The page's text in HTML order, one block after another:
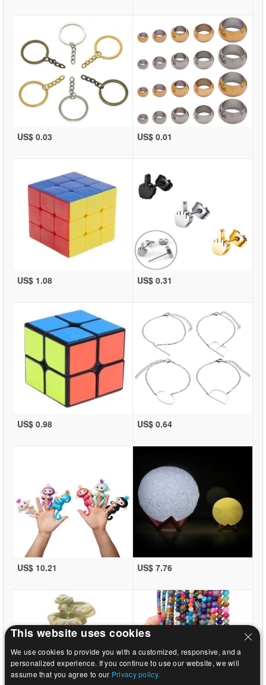
US$ 0.03 US$ 0.01
US$ 1.08 US$ 0.31
US$ 0.98 US$ 0.64
US$ 10.21 US$ 7.76
This website uses cookies
We use cookies to provide you with a customized, responsive, and a
personalized experience. If you continue to use our website, we will
assume that you agree to our Privacy policy.